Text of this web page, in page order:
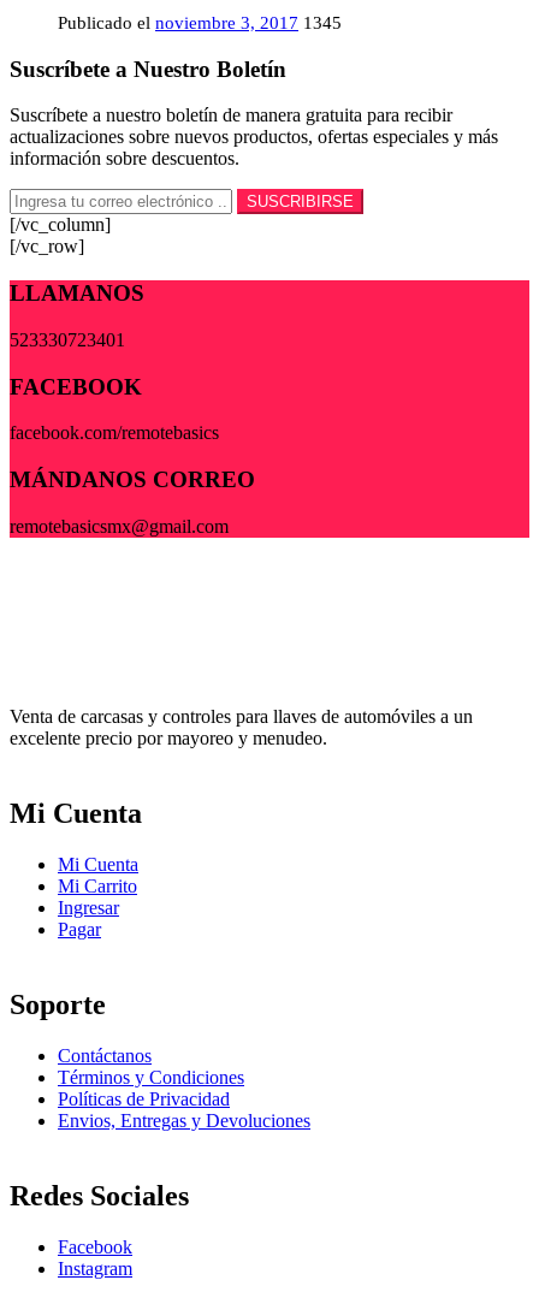
Publicado el noviembre 3, 2017 1345
Suscríbete a Nuestro Boletín
Suscríbete a nuestro boletín de manera gratuita para recibir
actualizaciones sobre nuevos productos, ofertas especiales y más
información sobre descuentos.
[/vc_column]
[/vc_row]
LLAMANOS
523330723401
FACEBOOK
facebook.com/remotebasics
MÁNDANOS CORREO
remotebasicsmx@gmail.com
Venta de carcasas y controles para llaves de automóviles a un
excelente precio por mayoreo y menudeo.
Mi Cuenta
Mi Cuenta
Mi Carrito
Ingresar
Pagar
Soporte
Contáctanos
Términos y Condiciones
Políticas de Privacidad
Envios, Entregas y Devoluciones
Redes Sociales
Facebook
Instagram